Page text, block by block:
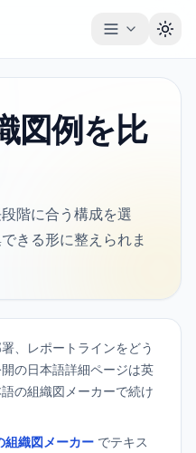
図例を比
階に合う構成を選
きる形に整えられま
、レポートラインをどう
の日本語詳細ページは英
の組織図メーカーで続け
組織図メーカー でテキス